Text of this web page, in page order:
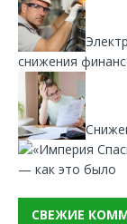
снижения
— как это было
СВЕЖИЕ